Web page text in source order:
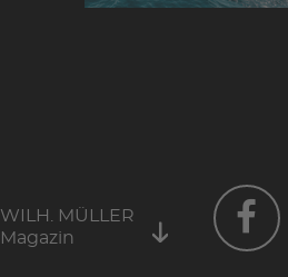
WILH. MÜLLER
Magazin